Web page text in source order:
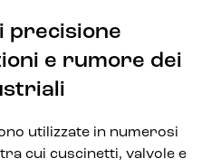
precisione
e rumore dei
utilizzate in numerosi
cui cuscinetti, valvole e